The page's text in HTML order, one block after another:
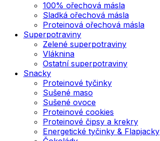
100% ořechová másla
Sladká ořechová másla
Proteinová ořechová másla
Superpotraviny
Zelené superpotraviny
Vláknina
Ostatní superpotraviny
Snacky
Proteinové tyčinky
Sušené maso
Sušené ovoce
Proteinové cookies
Proteinové čipsy a krekry
Energetické tyčinky & Flapjacky